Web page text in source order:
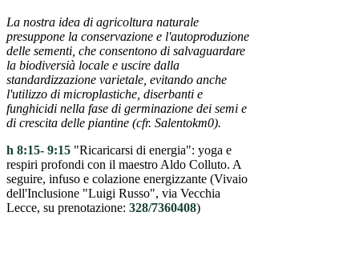
La nostra idea di agricoltura naturale
presuppone la conservazione e l'autoproduzione
delle sementi, che consentono di salvaguardare
la biodiversià locale e uscire dalla
standardizzazione varietale, evitando anche
l'utilizzo di microplastiche, diserbanti e
funghicidi nella fase di germinazione dei semi e
di crescita delle piantine (cfr. Salentokm0).
h 8:15- 9:15 "Ricaricarsi di energia": yoga e
respiri profondi con il maestro Aldo Colluto. A
seguire, infuso e colazione energizzante (Vivaio
dell'Inclusione "Luigi Russo", via Vecchia
Lecce, su prenotazione: 328/7360408)